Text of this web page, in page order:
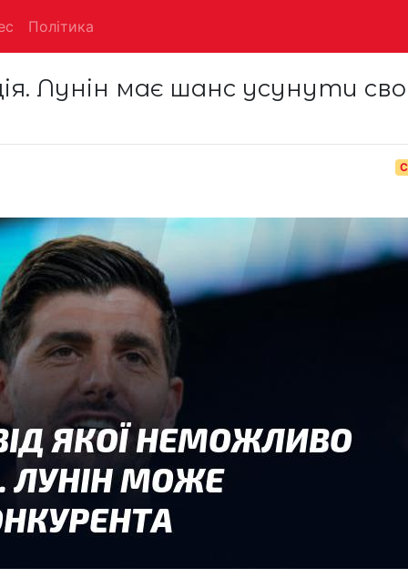
Політика
Лунін має шанс усунути